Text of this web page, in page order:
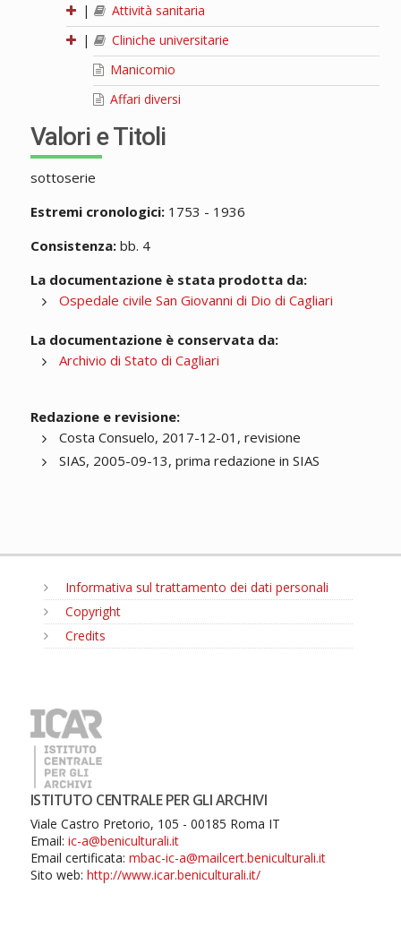
|
Attività sanitaria
|
Cliniche universitarie
Manicomio
Affari diversi
Valori e Titoli
sottoserie
Estremi cronologici:1753 - 1936
Consistenza:bb. 4
La documentazione è stata prodotta da:
Ospedale civile San Giovanni di Dio di Cagliari
La documentazione è conservata da:
Archivio di Stato di Cagliari
Redazione e revisione:
Costa Consuelo, 2017-12-01, revisione
SIAS, 2005-09-13, prima redazione in SIAS
Informativa sul trattamento dei dati personali
Copyright
Credits
ISTITUTO CENTRALE PER GLI ARCHIVI
Viale Castro Pretorio, 105 - 00185 Roma IT
Email: ic-a@beniculturali.it
Email certificata: mbac-ic-a@mailcert.beniculturali.it
Sito web: http://www.icar.beniculturali.it/